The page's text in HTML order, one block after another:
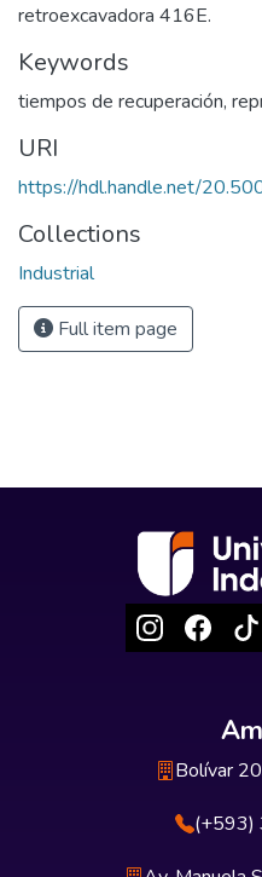
retroexcavadora 416E.
Keywords
tiempos de recuperación,
URI
https://hdl.handle.net/
Collections
Industrial
Full item page
Bolívar
(+593)